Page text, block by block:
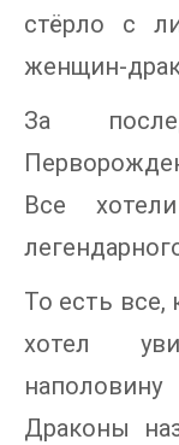
стёрло с
женщин-
За
Все
То есть
хотел
Драконы